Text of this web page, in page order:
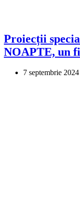
Proiecții
NOAPTE, un
7 septembrie 2024